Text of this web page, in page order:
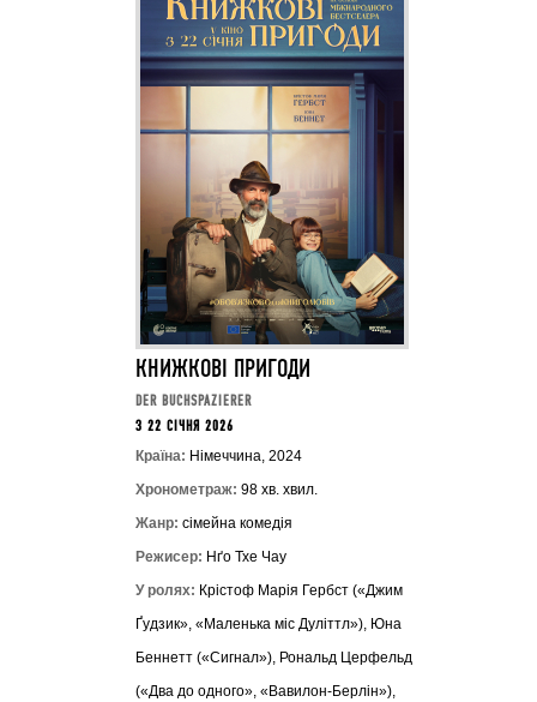
КНИЖКОВІ ПРИГОДИ
DER BUCHSPAZIERER
З 22 СІЧНЯ 2026
Країна: Німеччина, 2024
Хронометраж: 98 хв. хвил.
Жанр: сімейна комедія
Режисер: Нґо Тхе Чау
У ролях: Крістоф Марія Гербст («Джим
Ґудзик», «Маленька міс Дуліттл»), Юна
Беннетт («Сигнал»), Рональд Церфельд
(«Два до одного», «Вавилон-Берлін»),